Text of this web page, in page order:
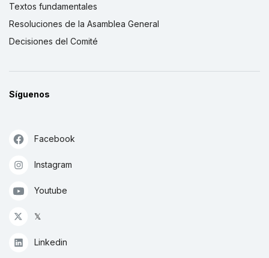
Textos fundamentales
Resoluciones de la Asamblea General
Decisiones del Comité
Síguenos
Facebook
Instagram
Youtube
𝕏
Linkedin